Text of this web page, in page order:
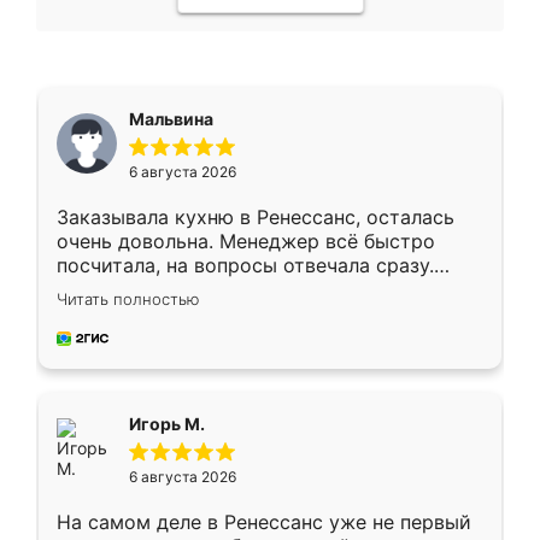
Мальвина
6 августа 2026
Заказывала кухню в Ренессанс, осталась
очень довольна. Менеджер всё быстро
посчитала, на вопросы отвечала сразу.
Замерщик приехал в субботу, подошёл к
делу со всей ответственностью. Собрали
за день, ребята работали аккуратно, даже
Читать полностью
Игорь М.
6 августа 2026
На самом деле в Ренессанс уже не первый